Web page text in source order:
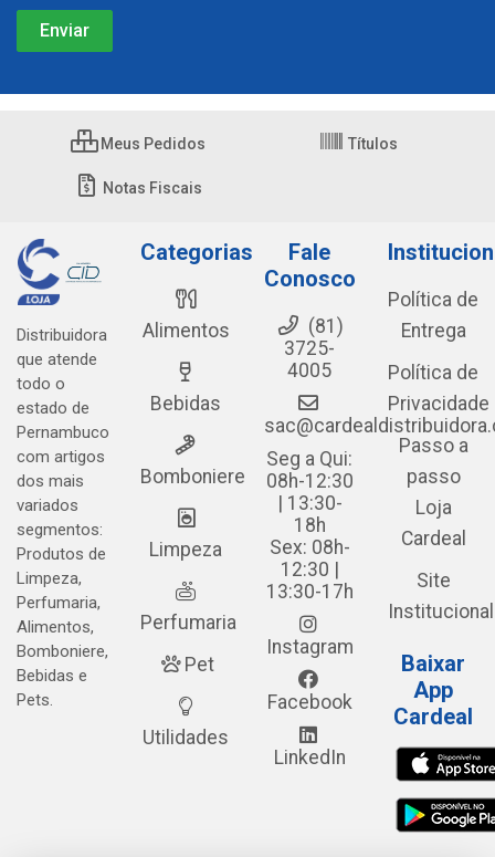
Meus Pedidos Títulos
Notas Fiscais
Distribuidora
que atende
todo o
estado de
Pernambuco
com artigos
dos mais
variados
segmentos:
Produtos de
Limpeza,
Perfumaria,
Alimentos,
Bomboniere,
Bebidas e
Pets.
Categorias
Alimentos
Bebidas
Bomboniere
Limpeza
Perfumaria
Pet
Utilidades
Fale
Conosco
(81)
3725-
4005
Seg a Qui:
08h-12:30
| 13:30-
18h
Sex: 08h-
12:30 |
13:30-17h
Instagram
Facebook
LinkedIn
Política de
Entrega
Política de
Privacidade
Passo a
passo
Loja
Cardeal
Site
Institucional
Baixar
App
Cardeal